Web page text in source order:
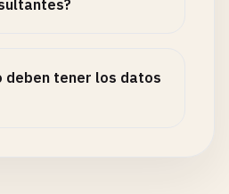
deben tener los datos